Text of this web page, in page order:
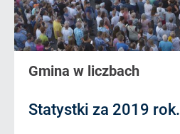
Gmina w liczbach
Statystki za 2019 rok.